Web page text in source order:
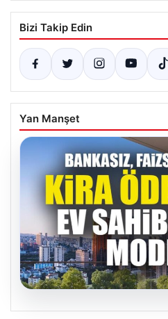
Bizi Takip Edin
Yan Manşet
05.08.2026